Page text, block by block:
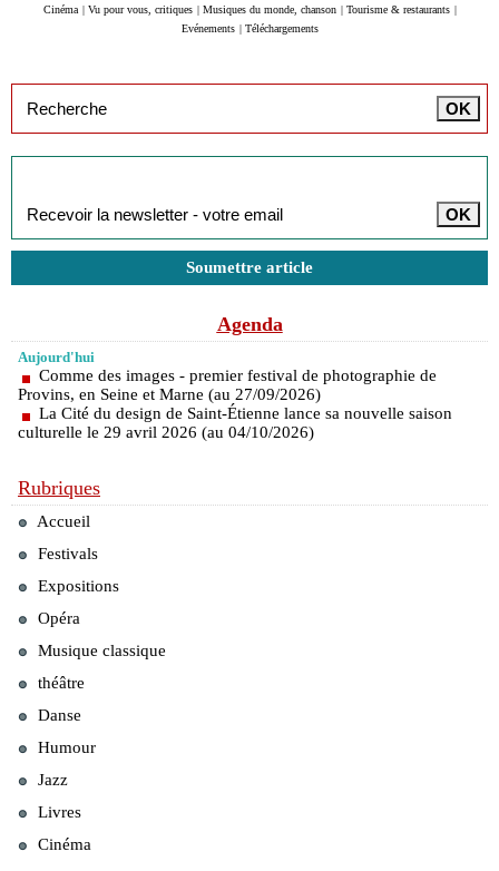
Cinéma
Vu pour vous, critiques Musiques du monde, chanson Tourisme & restaurants
Evénements
Téléchargements
Soumettre article
Agenda
Aujourd'hui
Comme des images - premier festival de photographie de
Provins, en Seine et Marne (au 27/09/2026)
La Cité du design de Saint-Étienne lance sa nouvelle saison
culturelle le 29 avril 2026 (au 04/10/2026)
Rubriques
Accueil
Festivals
Expositions
Opéra
Musique classique
théâtre
Danse
Humour
Jazz
Livres
Cinéma